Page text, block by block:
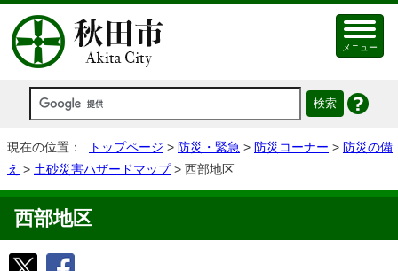
メニュー
現在の位置： トップページ > 防災・緊急 > 防災コーナー > 防災の備
え > 土砂災害ハザードマップ> 西部地区
西部地区